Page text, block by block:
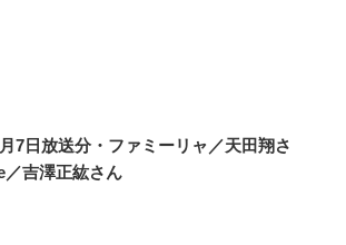
7日放送分・ファミーリャ／天田翔さ
／吉澤正紘さん